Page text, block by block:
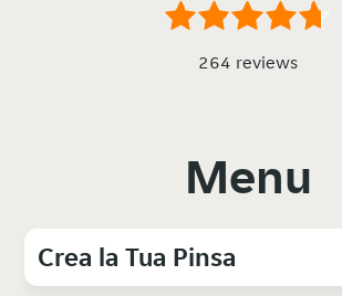
264 reviews
Menu
Crea la Tua Pinsa